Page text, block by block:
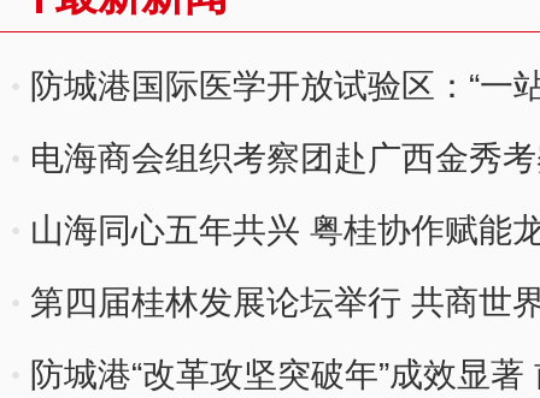
防城港国际医学开放试验区：“一
市
电海商会组织考察团赴广西金秀
山海同心五年共兴 粤桂协作赋能
第四届桂林发展论坛举行 共商世
防城港“改革攻坚突破年”成效显